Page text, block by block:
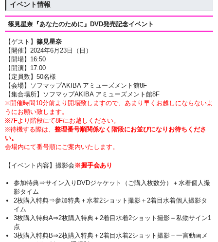
イベント情報
篠見星奈『あなたのために』DVD発売記念イベント
【ゲスト】 篠見星奈
【開催】2024年6月23日（日 ）
【開場】16:50
【開演】17:00
【定員数】50名様
【会場】ソフマップAKIBA アミューズメント館8F
【集合場所】ソフマップAKIBA アミューズメント館8F
※開催時間10分前より開場致しますので、あまり早くお越しにならないよ
うにお願い致します。
※7Fより階段にて8Fにお越しください。
※待機する際は、 整理番号順関係なく階段にお並びになりお待ちくださ
い。
会場内にて番号順にご案内いたします。
【イベント内容】撮影会 ※握手会あり
参加特典⇒サイン入りDVDジャケット（ご購入枚数分）＋水着個人撮
影タイム
2枚購入特典⇒参加特典＋水着2ショット撮影＋2着目水着個人撮影タ
イム
3枚購入特典A⇒2枚購入特典＋2着目水着2ショット撮影＋私物サイン1
点
3枚購入特典B⇒2枚購入特典＋2着目水着2ショット撮影＋一言動画メ